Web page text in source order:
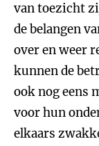
van toezicht
de belangen
over en weer
kunnen de
ook nog eens
voor hun
elkaars